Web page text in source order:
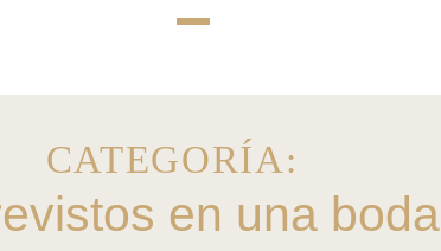
CATEGORÍA:
en una boda